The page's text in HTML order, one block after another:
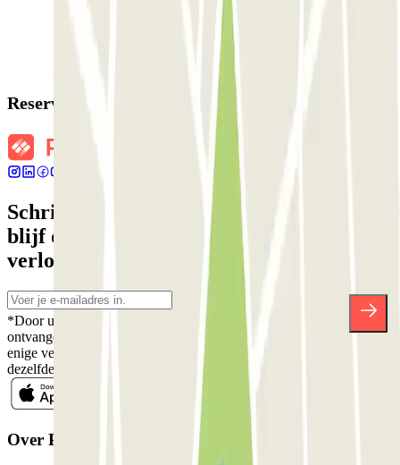
Reserveringsgegevens
Schrijf je in voor onze nieuwsbrief en
blijf op de hoogte van kortingen,
verlotingen en vele andere verrassingen.
*Door u in te schrijven aanvaardt u ons Privacybeleid voor het
ontvangen van commerciële communicatie van Parclick. Zonder
enige verplichting kunt u zich uitschrijven wanneer u maar wilt in
dezelfde nieuwsbrief.
Over Parclick